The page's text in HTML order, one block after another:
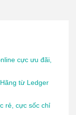
cực ưu đãi,
từ Ledger
rẻ, cực sốc chỉ